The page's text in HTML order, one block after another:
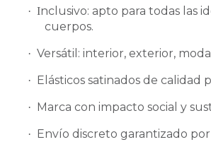
· Inclusivo: apto para todas las
cuerpos.
· Versátil: interior, exterior,
· Elásticos satinados de calidad
· Marca con impacto social y
· Envío discreto garantizado